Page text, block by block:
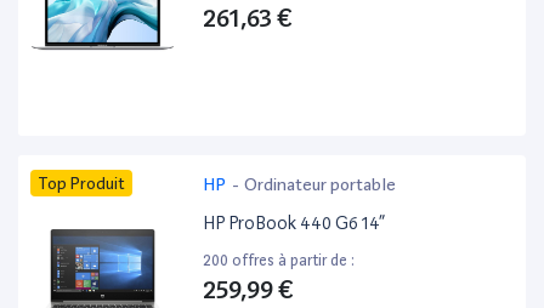
261,63 €
Top Produit HP - Ordinateur portable
HP ProBook 440 G6 14”
200 offres à partir de :
259,99 €